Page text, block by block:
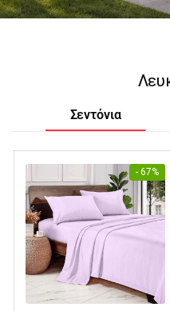
Σεντόνια
- 67%